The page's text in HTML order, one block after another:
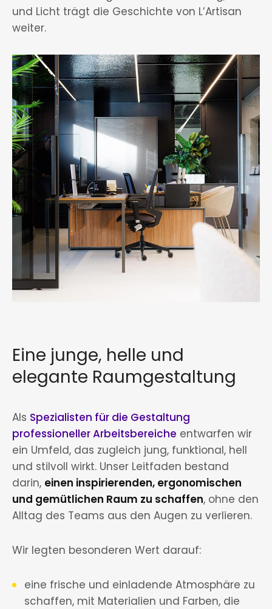
und Licht trägt die Geschichte von L’Artisan
weiter.
Eine junge, helle und
elegante Raumgestaltung
Als Spezialisten für die Gestaltung
professioneller Arbeitsbereiche entwarfen wir
ein Umfeld, das zugleich jung, funktional, hell
und stilvoll wirkt. Unser Leitfaden bestand
darin, einen inspirierenden, ergonomischen
und gemütlichen Raum zu schaffen, ohne den
Alltag des Teams aus den Augen zu verlieren.
Wir legten besonderen Wert darauf:
eine frische und einladende Atmosphäre zu
schaffen, mit Materialien und Farben, die